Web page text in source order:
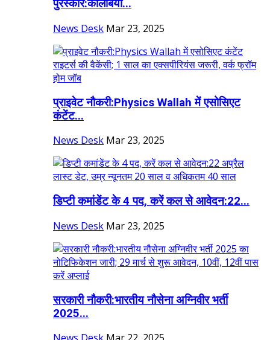
पुरस्कार:कोलंबिया...
News Desk Mar 23, 2025
प्राइवेट नौकरी:Physics Wallah में एसोसिएट
कंटेंट...
News Desk Mar 23, 2025
डिप्टी कमांडेंट के 4 पद, करें कल से आवेदन:22...
News Desk Mar 23, 2025
सरकारी नौकरी:भारतीय नौसेना अग्निवीर भर्ती
2025...